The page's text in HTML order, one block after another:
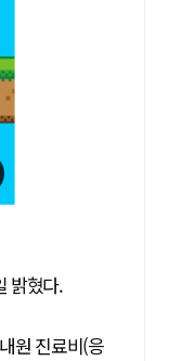
밝혔다.
원 진료비(응